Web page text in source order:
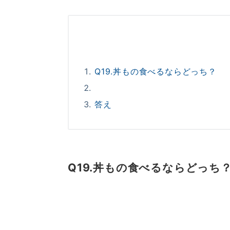
Q19.丼もの食べるならどっち？
答え
Q19.丼もの食べるならどっち